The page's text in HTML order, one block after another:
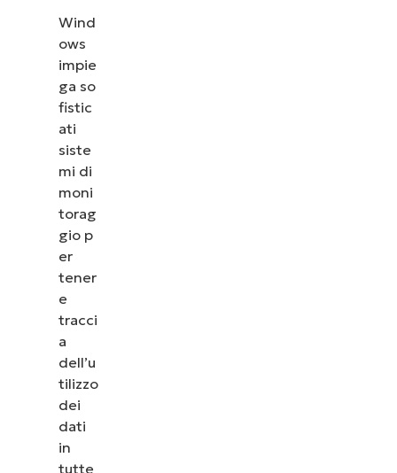
Wind
ows
impie
ga so
fistic
ati
siste
mi di
moni
torag
gio p
er
tener
e
tracci
a
dell’u
tilizzo
dei
dati
in
tutte